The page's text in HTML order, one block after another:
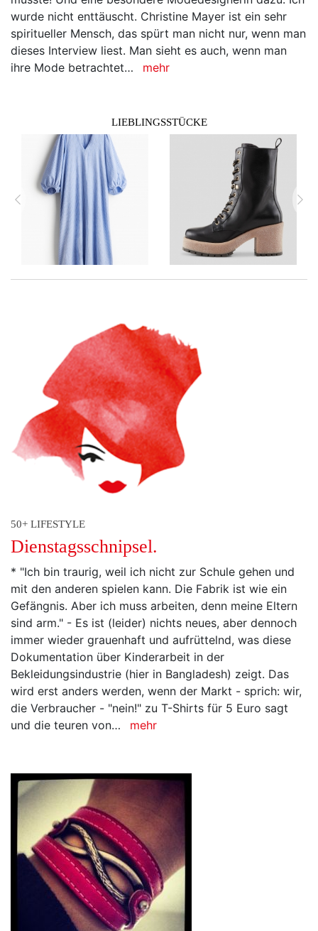
wurde nicht enttäuscht. Christine Mayer ist ein sehr
spiritueller Mensch, das spürt man nicht nur, wenn man
dieses Interview liest. Man sieht es auch, wenn man
ihre Mode betrachtet…
mehr
LIEBLINGSSTÜCKE
zurück vor
50+ LIFESTYLE
Dienstagsschnipsel.
* "Ich bin traurig, weil ich nicht zur Schule gehen und
mit den anderen spielen kann. Die Fabrik ist wie ein
Gefängnis. Aber ich muss arbeiten, denn meine Eltern
sind arm." - Es ist (leider) nichts neues, aber dennoch
immer wieder grauenhaft und aufrüttelnd, was diese
Dokumentation über Kinderarbeit in der
Bekleidungsindustrie (hier in Bangladesh) zeigt. Das
wird erst anders werden, wenn der Markt - sprich: wir,
die Verbraucher - "nein!" zu T-Shirts für 5 Euro sagt
und die teuren von…
mehr